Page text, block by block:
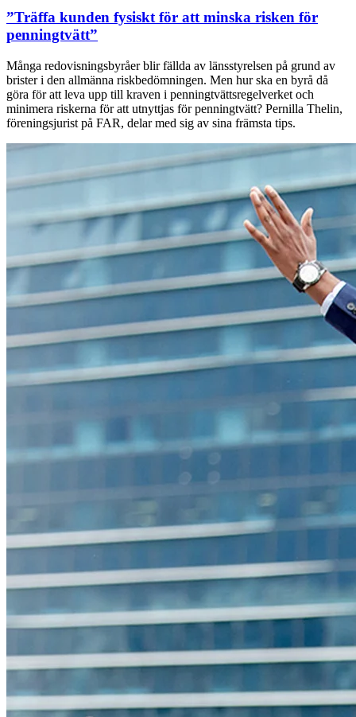
”Träffa kunden fysiskt för att minska risken för
penningtvätt”
Många redovisningsbyråer blir fällda av länsstyrelsen på grund av
brister i den allmänna riskbedömningen. Men hur ska en byrå då
göra för att leva upp till kraven i penningtvättsregelverket och
minimera riskerna för att utnyttjas för penningtvätt? Pernilla Thelin,
föreningsjurist på FAR, delar med sig av sina främsta tips.